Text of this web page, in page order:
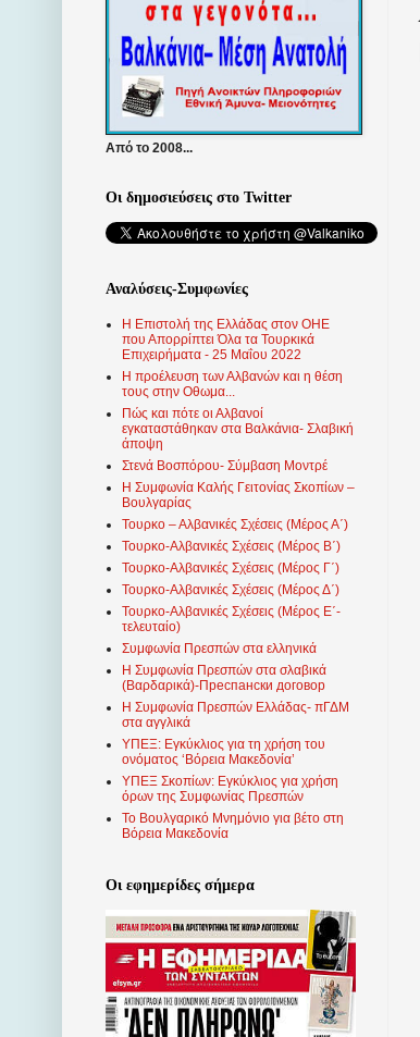
Από το 2008...
Οι δημοσιεύσεις στο Twitter
Αναλύσεις-Συμφωνίες
Η Επιστολή της Ελλάδας στον ΟΗΕ
που Απορρίπτει Όλα τα Τουρκικά
Επιχειρήματα - 25 Μαΐου 2022
Η προέλευση των Αλβανών και η θέση
τους στην Οθωμα...
Πώς και πότε οι Αλβανοί
εγκαταστάθηκαν στα Βαλκάνια- Σλαβική
άποψη
Στενά Βοσπόρου- Σύμβαση Μοντρέ
Η Συμφωνία Καλής Γειτονίας Σκοπίων –
Βουλγαρίας
Τουρκο – Αλβανικές Σχέσεις (Mέρος Α΄)
Τουρκο-Αλβανικές Σχέσεις (Μέρος Β΄)
Τουρκο-Αλβανικές Σχέσεις (Μέρος Γ΄)
Τουρκο-Αλβανικές Σχέσεις (Μέρος Δ΄)
Τουρκο-Αλβανικές Σχέσεις (Μέρος Ε΄-
τελευταίο)
Συμφωνία Πρεσπών στα ελληνικά
Η Συμφωνία Πρεσπών στα σλαβικά
(Βαρδαρικά)-Преспански договор
Η Συμφωνία Πρεσπών Ελλάδας- πΓΔΜ
στα αγγλικά
ΥΠΕΞ: Εγκύκλιος για τη χρήση του
ονόματος ‘Βόρεια Μακεδονία’
ΥΠΕΞ Σκοπίων: Εγκύκλιος για χρήση
όρων της Συμφωνίας Πρεσπών
Το Βουλγαρικό Μνημόνιο για βέτο στη
Βόρεια Μακεδονία
Οι εφημερίδες σήμερα